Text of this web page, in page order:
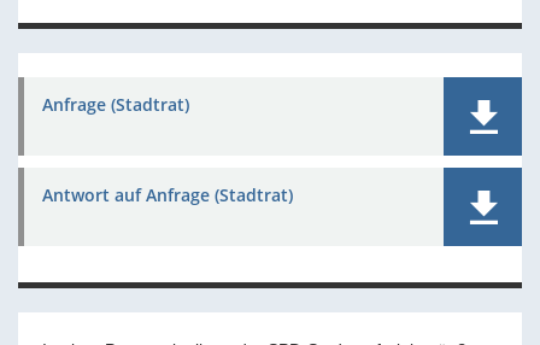
Anfrage (Stadtrat)
Antwort auf Anfrage (Stadtrat)